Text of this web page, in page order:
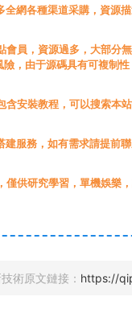
全網各種渠道采購，資源
會員，資源過多，大部分
，由于源碼具有可複制
安裝教程，可以搜索本站
服務，如有需求請提前聯
僅供研究學習，單機娛樂
術原文鏈接： https://